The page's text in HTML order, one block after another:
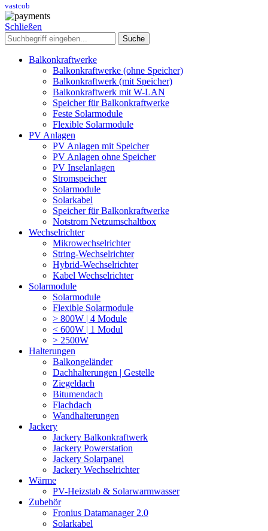
vastcob
Schließen
Suche
Balkonkraftwerke
Balkonkraftwerke (ohne Speicher)
Balkonkraftwerk (mit Speicher)
Balkonkraftwerk mit W-LAN
Speicher für Balkonkraftwerke
Feste Solarmodule
Flexible Solarmodule
PV Anlagen
PV Anlagen mit Speicher
PV Anlagen ohne Speicher
PV Inselanlagen
Stromspeicher
Solarmodule
Solarkabel
Speicher für Balkonkraftwerke
Notstrom Netzumschaltbox
Wechselrichter
Mikrowechselrichter
String-Wechselrichter
Hybrid-Wechselrichter
Kabel Wechselrichter
Solarmodule
Solarmodule
Flexible Solarmodule
> 800W | 4 Module
< 600W | 1 Modul
> 2500W
Halterungen
Balkongeländer
Dachhalterungen | Gestelle
Ziegeldach
Bitumendach
Flachdach
Wandhalterungen
Jackery
Jackery Balkonkraftwerk
Jackery Powerstation
Jackery Solarpanel
Jackery Wechselrichter
Wärme
PV-Heizstab & Solarwarmwasser
Zubehör
Fronius Datamanager 2.0
Solarkabel